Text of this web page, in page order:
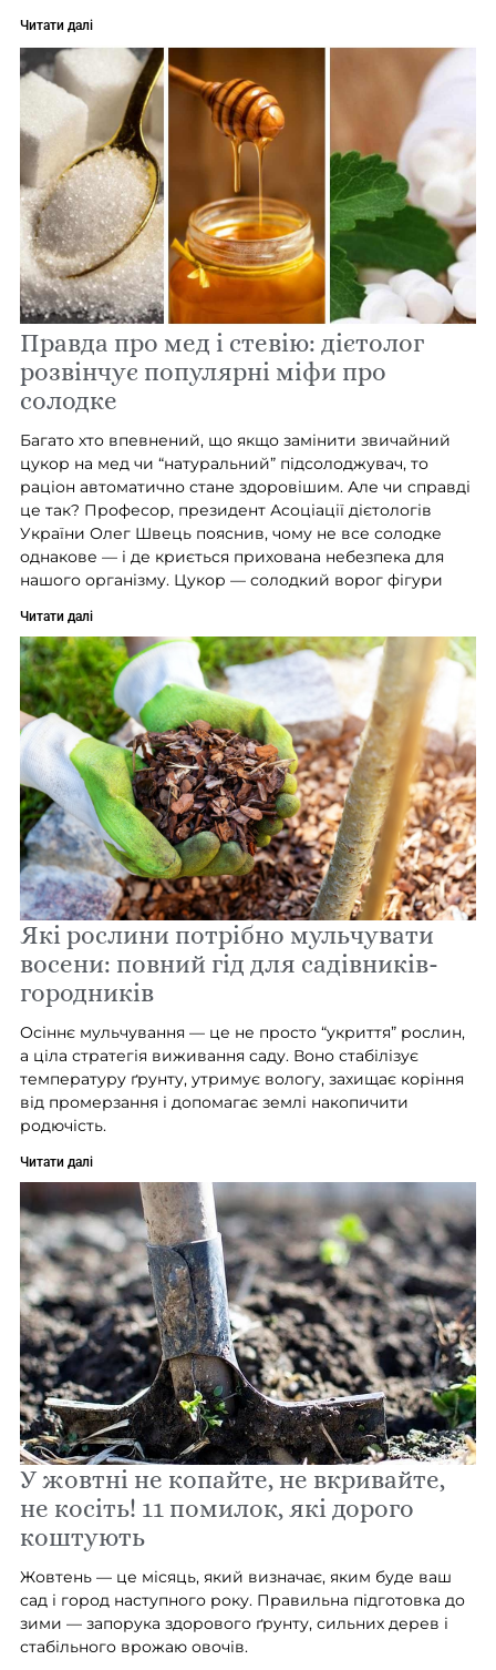
Читати далі
Правда про мед і стевію: дієтолог
розвінчує популярні міфи про
солодке
Багато хто впевнений, що якщо замінити звичайний
цукор на мед чи “натуральний” підсолоджувач, то
раціон автоматично стане здоровішим. Але чи справді
це так? Професор, президент Асоціації дієтологів
України Олег Швець пояснив, чому не все солодке
однакове — і де криється прихована небезпека для
нашого організму. Цукор — солодкий ворог фігури
Читати далі
Які рослини потрібно мульчувати
восени: повний гід для садівників-
городників
Осіннє мульчування — це не просто “укриття” рослин,
а ціла стратегія виживання саду. Воно стабілізує
температуру ґрунту, утримує вологу, захищає коріння
від промерзання і допомагає землі накопичити
родючість.
Читати далі
У жовтні не копайте, не вкривайте,
не косіть! 11 помилок, які дорого
коштують
Жовтень — це місяць, який визначає, яким буде ваш
сад і город наступного року. Правильна підготовка до
зими — запорука здорового ґрунту, сильних дерев і
стабільного врожаю овочів.